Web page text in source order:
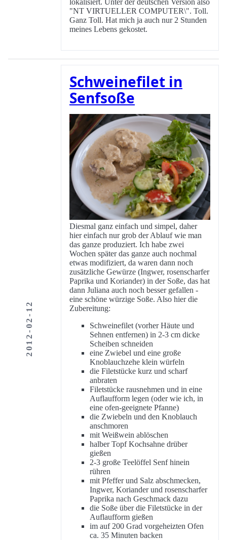
"NT VIRTUELLER COMPUTER\". Toll.
Ganz Toll. Hat mich ja auch nur 2 Stunden
meines Lebens gekostet.
2012-02-12
Schweinefilet in
Senfsoße
Diesmal ganz einfach und simpel, daher
hier einfach nur grob der Ablauf wie man
das ganze produziert. Ich habe zwei
Wochen später das ganze auch nochmal
etwas modifiziert, da waren dann noch
zusätzliche Gewürze (Ingwer, rosenscharfer
Paprika und Koriander) in der Soße, das hat
dann Juliana auch noch besser gefallen -
eine schöne würzige Soße. Also hier die
Zubereitung:
Schweinefilet (vorher Häute und
Sehnen entfernen) in 2-3 cm dicke
Scheiben schneiden
eine Zwiebel und eine große
Knoblauchzehe klein würfeln
die Filetstücke kurz und scharf
anbraten
Filetstücke rausnehmen und in eine
Auflaufform legen (oder wie ich, in
eine ofen-geeignete Pfanne)
die Zwiebeln und den Knoblauch
anschmoren
mit Weißwein ablöschen
halber Topf Kochsahne drüber
gießen
2-3 große Teelöffel Senf hinein
rühren
mit Pfeffer und Salz abschmecken,
Ingwer, Koriander und rosenscharfer
Paprika nach Geschmack dazu
die Soße über die Filetstücke in der
Auflaufform gießen
im auf 200 Grad vorgeheizten Ofen
ca. 35 Minuten backen